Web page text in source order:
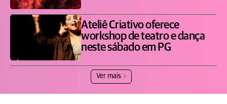
Ateliê Criativo oferece
workshop de teatro e dança
neste sábado em PG
Ver mais